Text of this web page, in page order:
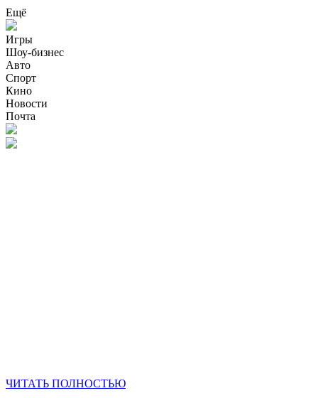
Ещё
Игры
Шоу-бизнес
Авто
Спорт
Кино
Новости
Почта
ЧИТАТЬ ПОЛНОСТЬЮ